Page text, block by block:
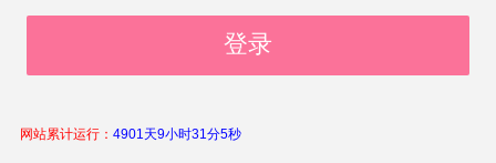
登录
网站累计运行： 4901天9小时31分5秒